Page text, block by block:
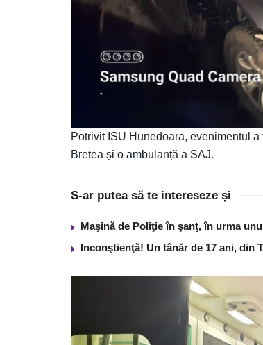
Potrivit ISU Hunedoara, evenimentul
Bretea și o ambulanță a SAJ.
S-ar putea să te intereseze și
Maşină de Poliţie în şanţ, în urma
Inconştienţă! Un tânăr de 17 ani, din